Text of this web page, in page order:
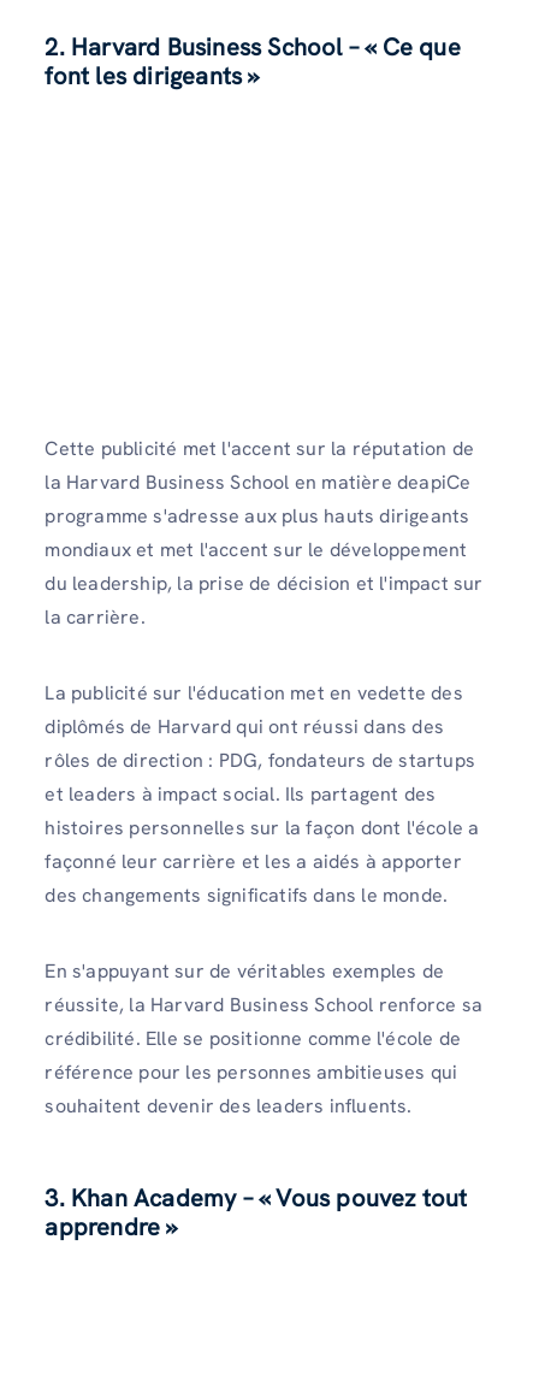
2. Harvard Business School – « Ce que
font les dirigeants »
Cette publicité met l'accent sur la réputation de
la Harvard Business School en matière deapiCe
programme s'adresse aux plus hauts dirigeants
mondiaux et met l'accent sur le développement
du leadership, la prise de décision et l'impact sur
la carrière.
La publicité sur l'éducation met en vedette des
diplômés de Harvard qui ont réussi dans des
rôles de direction : PDG, fondateurs de startups
et leaders à impact social. Ils partagent des
histoires personnelles sur la façon dont l'école a
façonné leur carrière et les a aidés à apporter
des changements significatifs dans le monde.
En s'appuyant sur de véritables exemples de
réussite, la Harvard Business School renforce sa
crédibilité. Elle se positionne comme l'école de
référence pour les personnes ambitieuses qui
souhaitent devenir des leaders influents.
3. Khan Academy – « Vous pouvez tout
apprendre »